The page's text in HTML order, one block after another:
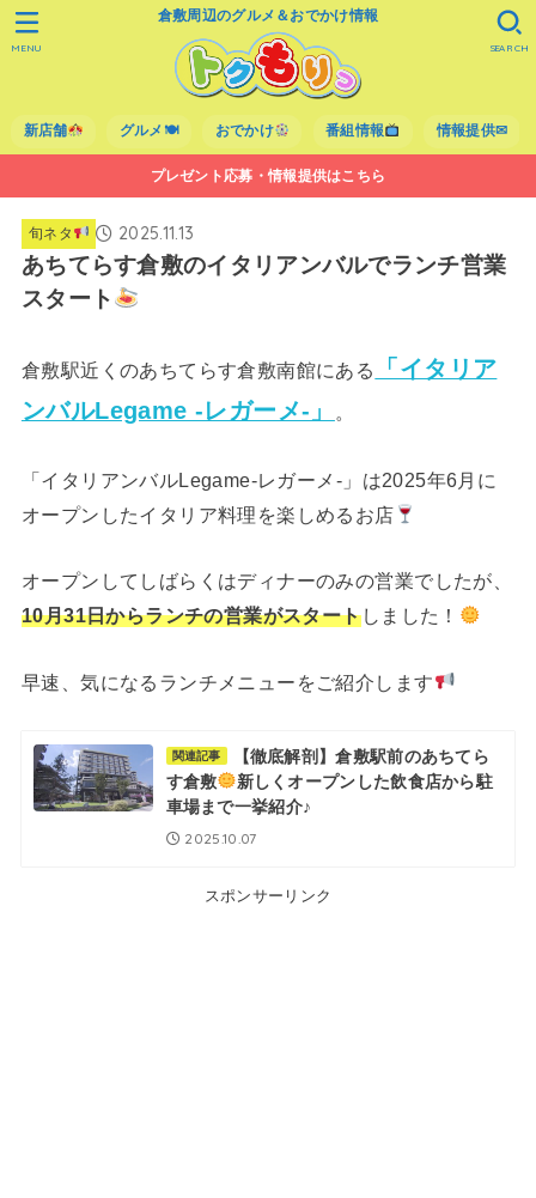
倉敷周辺のグルメ＆おでかけ情報
新店舗 グルメ🍽 おでかけ 番組情報 情報提供✉
SEARCH
MENU
プレゼント応募・情報提供はこちら
旬ネタ 2025.11.13
あちてらす倉敷のイタリアンバルでランチ営業
スタート
倉敷駅近くのあちてらす倉敷南館にある
「イタリア
ンバルLegame -レガーメ-」
。
「イタリアンバルLegame-レガーメ-」は2025年6月に
オープンしたイタリア料理を楽しめるお店
オープンしてしばらくはディナーのみの営業でしたが、
10月31日からランチの営業がスタートしました！
早速、気になるランチメニューをご紹介します
関連記事
【徹底解剖】倉敷駅前のあちてら
す倉敷
新しくオープンした飲食店から駐
車場まで一挙紹介♪
2025.10.07
スポンサーリンク